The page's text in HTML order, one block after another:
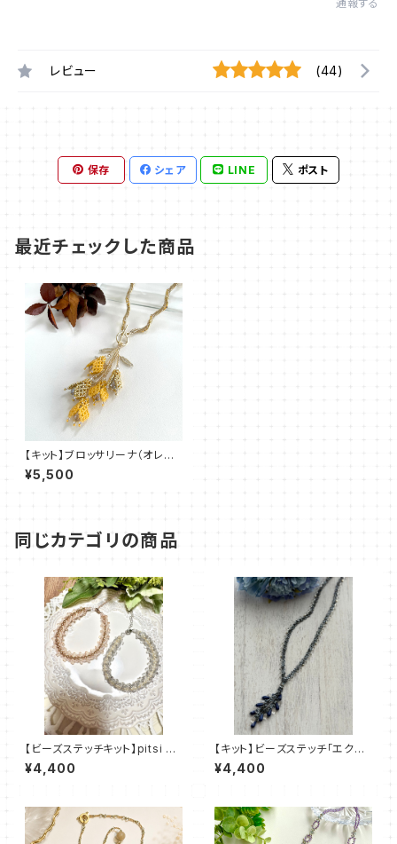
通報する
レビュー (44)
保存 シェア LINE ポスト
最近チェックした商品
【キット】ブロッサリーナ（オレン
ジ）新川智未
¥5,500
同じカテゴリの商品
【ビーズステッチキット】pitsi ピ
ッツィ(2色)amu＋塩川千映子
¥4,400
【キット】ビーズステッチ「エクラ・
ブルー」清水理子
¥4,400